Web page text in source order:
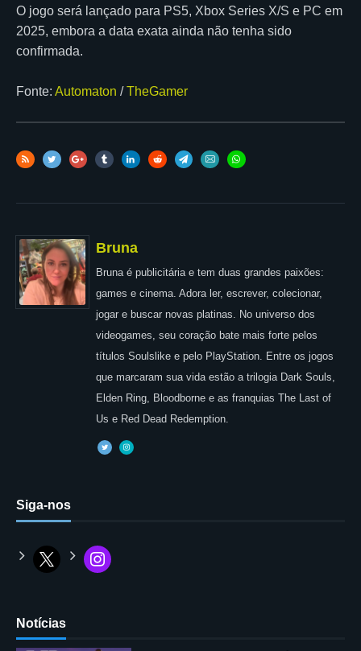
O jogo será lançado para PS5, Xbox Series X/S e PC em
2025, embora a data exata ainda não tenha sido
confirmada.
Fonte: Automaton /TheGamer
Bruna
Bruna é publicitária e tem duas grandes paixões:
games e cinema. Adora ler, escrever, colecionar,
jogar e buscar novas platinas. No universo dos
videogames, seu coração bate mais forte pelos
títulos Soulslike e pelo PlayStation. Entre os jogos
que marcaram sua vida estão a trilogia Dark Souls,
Elden Ring, Bloodborne e as franquias The Last of
Us e Red Dead Redemption.
Siga-nos
Notícias